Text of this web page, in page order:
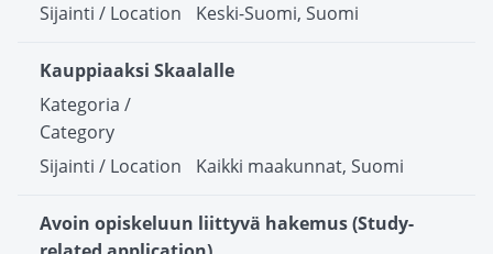
Keski-Suomi, Suomi
Kauppiaaksi Skaalalle
Kaikki maakunnat, Suomi
Avoin opiskeluun liittyvä hakemus (Study-